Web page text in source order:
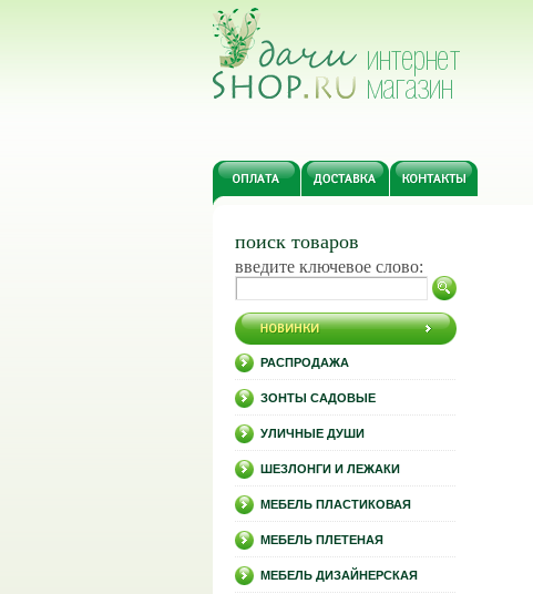
поиск товаров
введите ключевое слово:
РАСПРОДАЖА
ЗОНТЫ САДОВЫЕ
УЛИЧНЫЕ ДУШИ
ШЕЗЛОНГИ И ЛЕЖАКИ
МЕБЕЛЬ ПЛАСТИКОВАЯ
МЕБЕЛЬ ПЛЕТЕНАЯ
МЕБЕЛЬ ДИЗАЙНЕРСКАЯ